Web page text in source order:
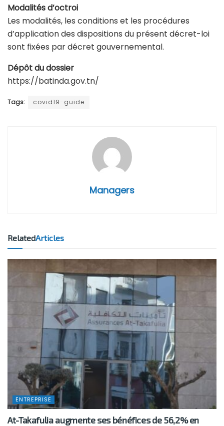
Modalités d’octroi
Les modalités, les conditions et les procédures
d’application des dispositions du présent décret-loi
sont fixées par décret gouvernemental.
Dépôt du dossier
https://batinda.gov.tn/
Tags: covid19-guide
Managers
RelatedArticles
ENTREPRISE
At-Takafulia augmente ses bénéfices de 56,2% en